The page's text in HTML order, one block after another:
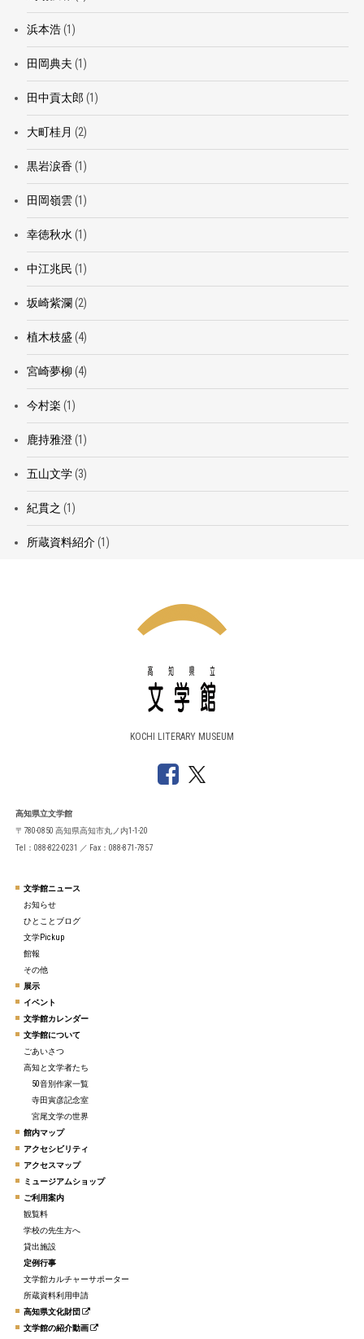
浜本浩(1)
田岡典夫 (1)
田中貢太郎 (1)
大町桂月 (2)
黒岩涙香(1)
田岡嶺雲(1)
幸徳秋水 (1)
中江兆民 (1)
坂崎紫瀾 (2)
植木枝盛 (4)
宮崎夢柳 (4)
今村楽 (1)
鹿持雅澄(1)
五山文学(3)
紀貫之 (1)
所蔵資料紹介(1)
KOCHI LITERARY MUSEUM
高知県立文学館
〒780-0850 高知県高知市丸ノ内1-1-20
Tel：088-822-0231 ／ Fax：088-871-7857
文学館ニュース
お知らせ
ひとことブログ
文学Pickup
館報
その他
展示
イベント
文学館カレンダー
文学館について
ごあいさつ
高知と文学者たち
50音別作家一覧
寺田寅彦記念室
宮尾文学の世界
館内マップ
アクセシビリティ
アクセスマップ
ミュージアムショップ
ご利用案内
観覧料
学校の先生方へ
貸出施設
定例行事
文学館カルチャーサポーター
所蔵資料利用申請
高知県文化財団
文学館の紹介動画